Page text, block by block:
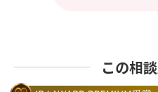
この相